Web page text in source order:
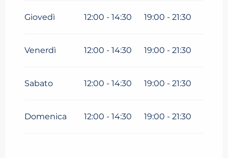
Giovedì 12:00 - 14:30 19:00 - 21:30
Venerdì 12:00 - 14:30 19:00 - 21:30
Sabato 12:00 - 14:30 19:00 - 21:30
Domenica 12:00 - 14:30 19:00 - 21:30